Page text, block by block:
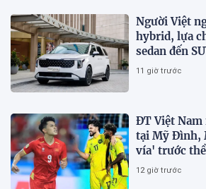
Người Việt
hybrid, lựa
sedan đến
11 giờ trước
ĐT Việt
tại Mỹ Đình,
vía' trước
Cup 2026
12 giờ trước